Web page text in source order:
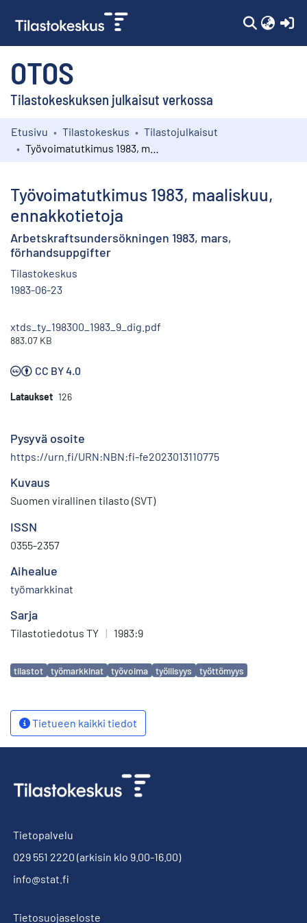
OTOS
Tilastokeskuksen julkaisut verkossa
Kokoelmat
Etusivu Tilastokeskus
Tilastojulkaisut
Työvoimatutkimus 1983, maaliskuu,
ennakkotietoja
Arbetskraftsundersökningen 1983, mars,
förhandsuppgifter
Tilastokeskus
1983-06-23
xtds_ty_198300_1983_9_dig.pdf
883.07 KB
CC BY 4.0
Lataukset 126
Pysyvä osoite
https://urn.fi/URN:NBN:fi-fe2023013110775
Kuvaus
Suomen virallinen tilasto (SVT)
ISSN
0355-2357
Aihealue
työmarkkinat
Sarja
Tilastotiedotus TY | 1983:9
Avainsanat
tilastot työmarkkinat työvoima työllisyys työttömyys
Tietueen kaikki tiedot
Tietopalvelu
029 551 2220 (arkisin klo 9.00-16.00)
info@stat.fi
Tietosuojaseloste